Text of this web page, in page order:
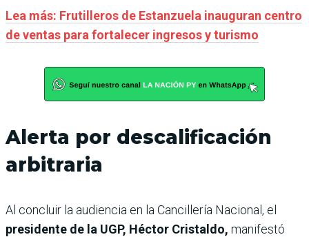
Lea más: Frutilleros de Estanzuela inauguran centro
de ventas para fortalecer ingresos y turismo
Alerta por descalificación
arbitraria
Al concluir la audiencia en la Cancillería Nacional, el
presidente de la UGP, Héctor Cristaldo, manifestó